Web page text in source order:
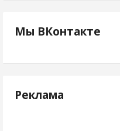
Мы ВКонтакте
Реклама